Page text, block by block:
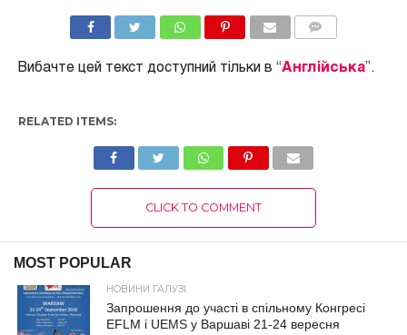
Вибачте цей текст доступний тільки в “Англійська”.
RELATED ITEMS:
CLICK TO COMMENT
MOST POPULAR
НОВИНИ ГАЛУЗІ
Запрошення до участі в спільному Конгресі
EFLM і UEMS у Варшаві 21-24 вересня